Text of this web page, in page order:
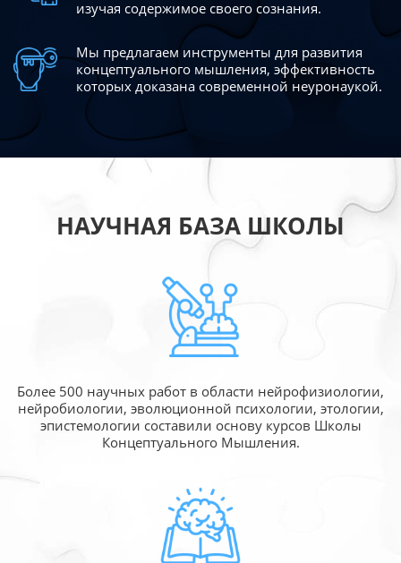
изучая содержимое своего сознания.
Мы предлагаем инструменты для развития
концептуального мышления, эффективность
которых доказана современной неуронаукой.
НАУЧНАЯ БАЗА ШКОЛЫ
Более 500 научных работ в области нейрофизиологии,
нейробиологии, эволюционной психологии, этологии,
эпистемологии составили основу курсов Школы
Концептуального Мышления.